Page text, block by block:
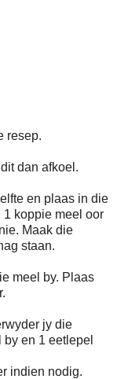
resep.
dan afkoel.
en plaas in die
1 koppie meel oor
Maak die
staan.
meel by. Plaas
jy die
en 1 eetlepel
indien nodig.